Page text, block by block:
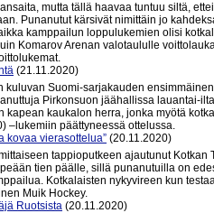
mutta tällä haavaa tuntuu siltä,
Punanutut kärsivät nimittäin jo
kamppailun loppulukemien olisi
Komarov Arenan valotaululle
(21.11.2020)
kuluvan Suomi-sarjakauden
Pirkonsuon jäähallissa lauantai-
kapean kaukalon herra, jonka myötä
–lukemiin päättyneessä ottelussa.
kovaa vierasottelua” (20.11.2020)
tappioputkeen ajautunut
tien päälle, sillä punanutuilla on
Kotkalaisten nykyvireen kun
Muik Hockey.
Ruotsista (20.11.2020)